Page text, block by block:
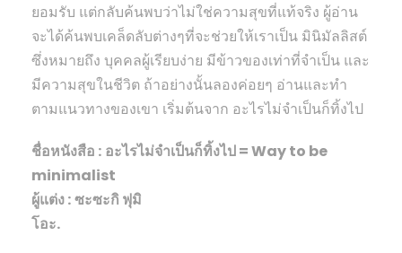
ยอมรับ แต่กลับค้นพบว่าไม่ใช่ความสุขที่แท้จริง ผู้อ่าน
จะได้ค้นพบเคล็ดลับต่างๆที่จะช่วยให้เราเป็น มินิมัลลิสต์
ซึ่งหมายถึง บุคคลผู้เรียบง่าย มีข้าวของเท่าที่จำเป็น และ
มีความสุขในชีวิต ถ้าอย่างนั้นลองค่อยๆ อ่านและทำ
ตามแนวทางของเขา เริ่มต้นจาก อะไรไม่จำเป็นก็ทิ้งไป
ชื่อหนังสือ : อะไรไม่จำเป็นก็ทิ้งไป = Way to be
minimalist
ผู้แต่ง :ซะซะกิ ฟุมิ
โอะ.